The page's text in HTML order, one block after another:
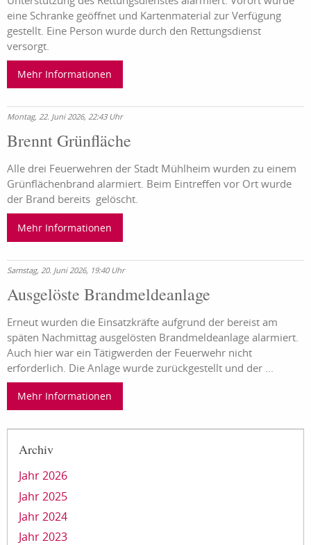
eine Schranke geöffnet und Kartenmaterial zur Verfügung
gestellt. Eine Person wurde durch den Rettungsdienst
versorgt.
Mehr Informationen
Montag, 22. Juni 2026, 22:43 Uhr
Brennt Grünfläche
Alle drei Feuerwehren der Stadt Mühlheim wurden zu einem
Grünflächenbrand alarmiert. Beim Eintreffen vor Ort wurde
der Brand bereits gelöscht.
Mehr Informationen
Samstag, 20. Juni 2026, 19:40 Uhr
Ausgelöste Brandmeldeanlage
Erneut wurden die Einsatzkräfte aufgrund der bereist am
späten Nachmittag ausgelösten Brandmeldeanlage alarmiert.
Auch hier war ein Tätigwerden der Feuerwehr nicht
erforderlich. Die Anlage wurde zurückgestellt und der ...
Mehr Informationen
Archiv
Jahr 2026
Jahr 2025
Jahr 2024
Jahr 2023